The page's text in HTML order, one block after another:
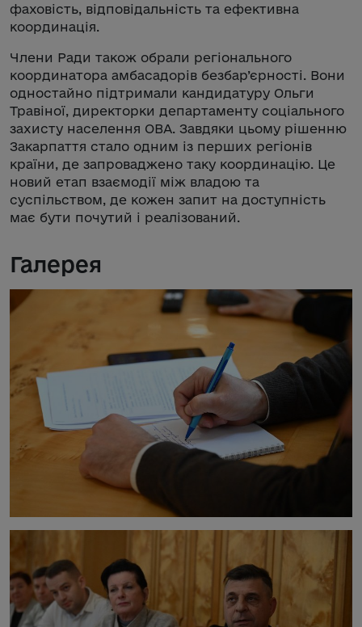
фаховість, відповідальність та ефективна
координація.
Члени Ради також обрали регіонального
координатора амбасадорів безбар’єрності. Вони
одностайно підтримали кандидатуру Ольги
Травіної, директорки департаменту соціального
захисту населення ОВА. Завдяки цьому рішенню
Закарпаття стало одним із перших регіонів
країни, де запроваджено таку координацію. Це
новий етап взаємодії між владою та
суспільством, де кожен запит на доступність
має бути почутий і реалізований.
Галерея